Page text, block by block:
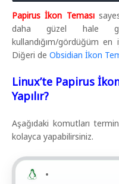
Papirus İkon Teması
daha güzel hale
kullandığım/gördüğüm
Diğeri de Obsidian İkon
Linux’te Papirus
Yapılır?
Aşağıdaki komutları
kolayca yapabilirsiniz.